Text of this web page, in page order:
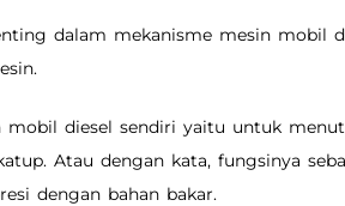
dalam mekanisme mesin mobil
mobil diesel sendiri yaitu untuk
Atau dengan kata, fungsinya
dengan bahan bakar.